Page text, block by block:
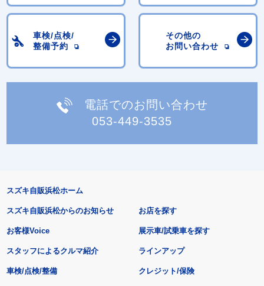
車検/点検/
整備予約
その他の
お問い合わせ
電話でのお問い合わせ
053-449-3535
スズキ自販浜松ホーム
スズキ自販浜松からのお知らせ
お客様Voice
スタッフによるクルマ紹介
お店を探す
展示車/試乗車を探す
ラインアップ
車検/点検/整備 クレジット/保険